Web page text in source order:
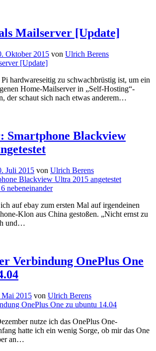
Mailserver [Update]
Oktober 2015 von Ulrich Berens
[Update]
hardwareseitig zu schwachbrüstig ist, um ein
Home-Mailserver in „Self-Hosting“-
der schaut sich nach etwas anderem…
Smartphone Blackview
Juli 2015 von Ulrich Berens
Blackview Ultra 2015 angetestet
auf ebay zum ersten Mal auf irgendeinen
Klon aus China gestoßen. „Nicht ernst zu
und…
Verbindung OnePlus One
Mai 2015 von Ulrich Berens
OnePlus One zu ubuntu 14.04
nutze ich das OnePlus One-
hatte ich ein wenig Sorge, ob mir das One
an…